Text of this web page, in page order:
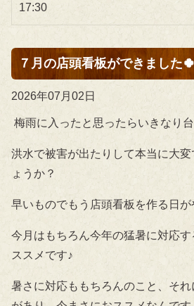
17:30
７月の店頭看板ができました🍀
2026年07月02日
梅雨に入ったと思ったらいきなり
洪水で被害が出たりして本当に大
ょうか？
早いものでもう店頭看板を作る日が
今月はもちろん今年の猛暑に対応
ススメです♪
暑さに対応ももちろんのこと、それ